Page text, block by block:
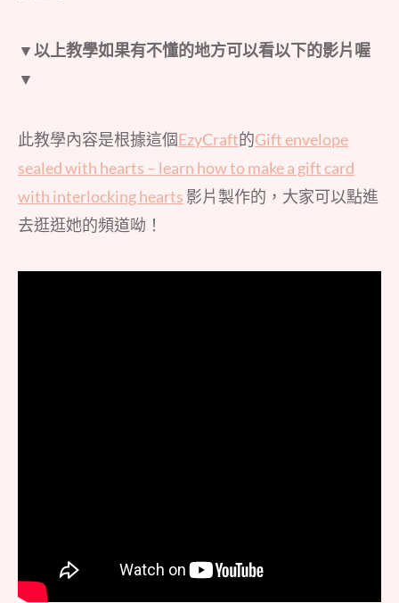
▼以上教學如果有不懂的地方可以看以下的影片喔
▼
此教學內容是根據這個EzyCraft的Gift envelope
sealed with hearts – learn how to make a gift card
with interlocking hearts 影片製作的，大家可以點進
去逛逛她的頻道呦！